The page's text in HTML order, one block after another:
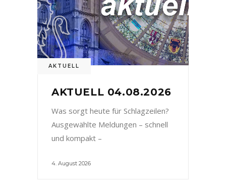
AKTUELL
AKTUELL 04.08.2026
Was sorgt heute für Schlagzeilen?
Ausgewählte Meldungen – schnell
und kompakt –
4. August 2026